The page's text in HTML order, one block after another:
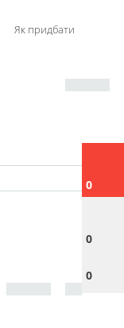
Як придбати
0
0
0